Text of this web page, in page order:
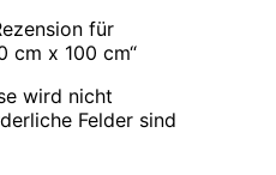
für
cm x 100 cm“
wird nicht
Felder sind